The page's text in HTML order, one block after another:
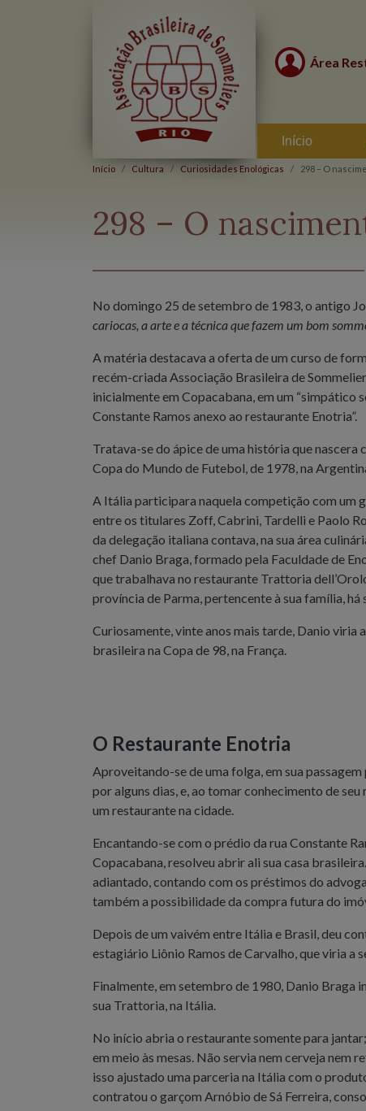
Área
Início
Início Cultura Curiosidades Enológicas 298 – O
298 – O
No domingo 25 de setembro de 1983, o antigo
cariocas, a arte e a técnica que fazem um bom
A matéria destacava a oferta de um curso de
recém-criada Associação Brasileira de
inicialmente em Copacabana, em um “simpático
Constante Ramos anexo ao restaurante Enotria”.
Tratava-se do ápice de uma história que nascera
Copa do Mundo de Futebol, de 1978, na
A Itália participara naquela competição com um
entre os titulares Zoff, Cabrini, Tardelli e Paolo
da delegação italiana contava, na sua área
chef Danio Braga, formado pela Faculdade de
que trabalhava no restaurante Trattoria
província de Parma, pertencente à sua família, há
Curiosamente, vinte anos mais tarde, Danio viria
brasileira na Copa de 98, na França.
O Restaurante Enotria
Aproveitando-se de uma folga, em sua
por alguns dias, e, ao tomar conhecimento de
um restaurante na cidade.
Encantando-se com o prédio da rua Constante
Copacabana, resolveu abrir ali sua casa
adiantado, contando com os préstimos do
também a possibilidade da compra futura do
Depois de um vaivém entre Itália e Brasil, deu
estagiário Liônio Ramos de Carvalho, que viria a
Finalmente, em setembro de 1980, Danio Braga
sua Trattoria, na Itália.
No início abria o restaurante somente para
em meio às mesas. Não servia nem cerveja nem
isso ajustado uma parceria na Itália com o
contratou o garçom Arnóbio de Sá Ferreira,